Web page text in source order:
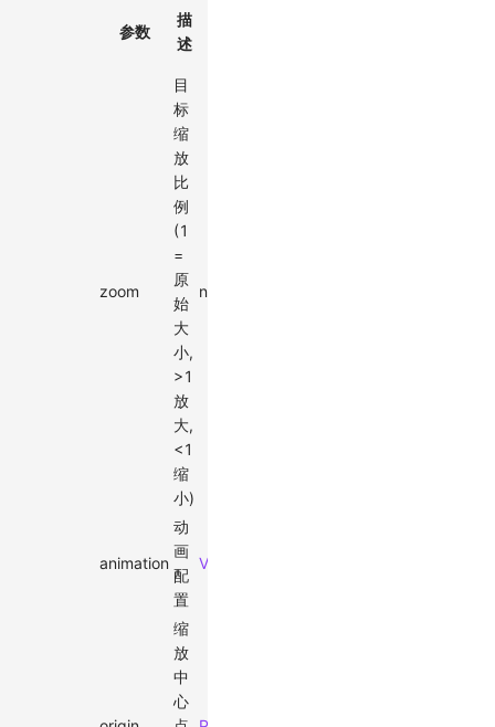
参数
描
述
zoom
目
标
缩
放
比
例
(1
=
原
始
大
小,
>1
放
大,
<1
缩
小)
number
animation
动
画
配
置
ViewportAnimationEffectTiming
缩
放
中
心